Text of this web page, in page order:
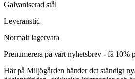
Galvaniserad stål
Leveranstid
Normalt lagervara
Prenumerera på vårt nyhetsbrev - få 10%
Här på Miljögården händer det ständigt